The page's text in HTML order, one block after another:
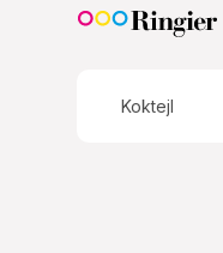
Koktejl